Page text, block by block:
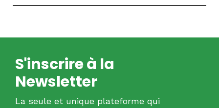
S'inscrire à la
Newsletter
La seule et unique plateforme qui